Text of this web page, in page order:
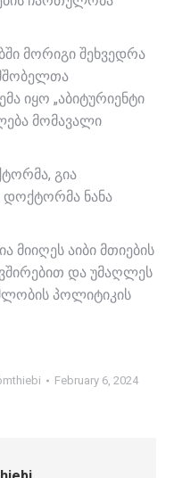
მორიგი შეხვედრა
იყო „აბიტურიენტი
მომავალი
გია
ნანა
მიიღეს აიბი მთიების
და უმაღლეს
პოლიტიკის
February 6, 2024